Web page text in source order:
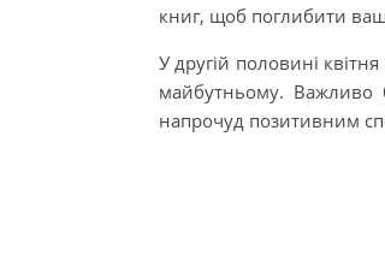
книг, щоб поглибити ваш
У другій половині
майбутньому. Важливо
напрочуд позитивним